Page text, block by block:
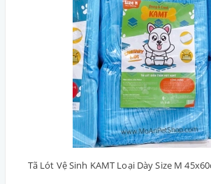
Tã Lót Vệ Sinh KAMT Loại Dày Size M